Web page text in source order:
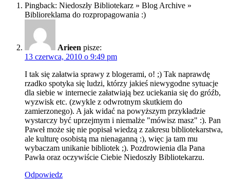
Pingback: Niedoszły Bibliotekarz » Blog Archive »
Biblioreklama do rozpropagowania :)
Arieen pisze:
13 czerwca, 2010 o 9:49 pm
I tak się załatwia sprawy z blogerami, o! ;) Tak naprawdę
rzadko spotyka się ludzi, którzy jakieś niewygodne sytuacje
dla siebie w internecie załatwiają bez uciekania się do gróźb,
wyzwisk etc. (zwykle z odwrotnym skutkiem do
zamierzonego). A jak widać na powyższym przykładzie
wystarczy być uprzejmym i niemalże "mówisz masz" :). Pan
Paweł może się nie popisał wiedzą z zakresu bibliotekarstwa,
ale kulturę osobistą ma nienaganną :), więc ja tam mu
wybaczam unikanie bibliotek ;). Pozdrowienia dla Pana
Pawła oraz oczywiście Ciebie Niedoszły Bibliotekarzu.
Odpowiedz